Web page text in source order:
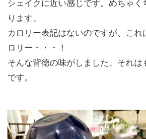
シェイクに近い感じです。めちゃく
ります。
カロリー表記はないのですが、これ
ロリー・・・！
そんな背徳の味がしました。それは
です。